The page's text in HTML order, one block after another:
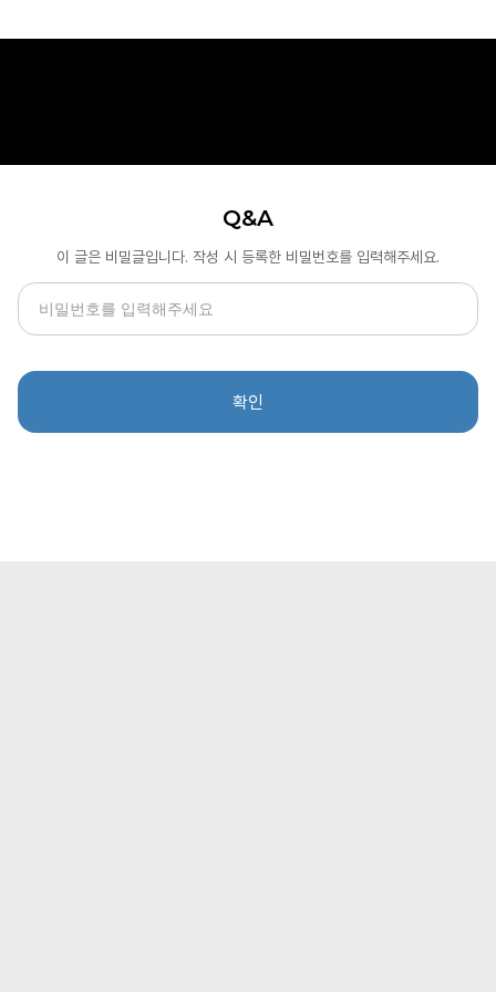
Q&A
이 글은 비밀글입니다. 작성 시 등록한 비밀번호를 입력해주세요.
확인